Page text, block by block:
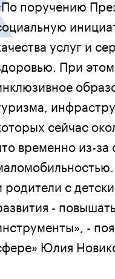
поручению
услуг и
При
сейчас
временно из-за
родители с
-
-
Юлия